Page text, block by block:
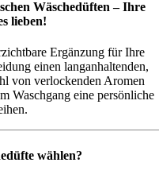
Wäschedüften – Ihre
lieben!
Ergänzung für Ihre
einen langanhaltenden,
von verlockenden Aromen
Waschgang eine persönliche
wählen?